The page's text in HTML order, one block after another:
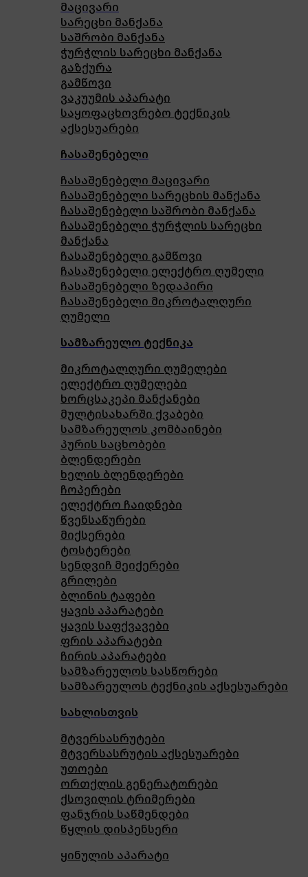
მაცივარი
სარეცხი მანქანა
საშრობი მანქანა
ჭურჭლის სარეცხი მანქანა
გაზქურა
გამწოვი
ვაკუუმის აპარატი
საყოფაცხოვრებო ტექნიკის
აქსესუარები
ჩასაშენებელი
ჩასაშენებელი მაცივარი
ჩასაშენებელი სარეცხის მანქანა
ჩასაშენებელი საშრობი მანქანა
ჩასაშენებელი ჭურჭლის სარეცხი
მანქანა
ჩასაშენებელი გამწოვი
ჩასაშენებელი ელექტრო ღუმელი
ჩასაშენებელი ზედაპირი
ჩასაშენებელი მიკროტალღური
ღუმელი
სამზარეულო ტექნიკა
მიკროტალღური ღუმელები
ელექტრო ღუმელები
ხორცსაკეპი მანქანები
მულტისახარში ქვაბები
სამზარეულოს კომბაინები
პურის საცხობები
ბლენდერები
ხელის ბლენდერები
ჩოპერები
ელექტრო ჩაიდნები
წვენსაწურები
მიქსერები
ტოსტერები
სენდვიჩ მეიქერები
გრილები
ბლინის ტაფები
ყავის აპარატები
ყავის საფქვავები
ფრის აპარატები
ჩირის აპარატები
სამზარეულოს სასწორები
სამზარეულოს ტექნიკის აქსესუარები
სახლისთვის
მტვერსასრუტები
მტვერსასრუტის აქსესუარები
უთოები
ორთქლის გენერატორები
ქსოვილის ტრიმერები
ფანჯრის საწმენდები
წყლის დისპენსერი
ყინულის აპარატი